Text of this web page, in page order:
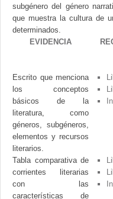
subgénero del género
que muestra la cultura de
determinados.
EVIDENCIA
Escrito que menciona
los conceptos
básicos de la
literatura, como
géneros, subgéneros,
elementos y recursos
literarios.
Tabla comparativa de
corrientes literarias
con las
características de